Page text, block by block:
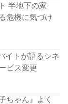
半地下の家
危機に気づけ
イトが語るシネ
ビス変更
ちゃん』よく